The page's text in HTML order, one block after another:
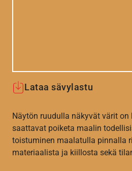
Lataa sävylastu
Näytön ruudulla näkyvät värit
saattavat poiketa maalin
toistuminen maalatulla pinnalla
materiaalista ja kiillosta sekä